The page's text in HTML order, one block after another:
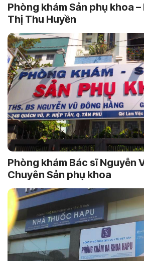
Phòng khám Sản phụ khoa
Thị Thu Huyền
Phòng khám Bác sĩ Nguyễn
Chuyên Sản phụ khoa